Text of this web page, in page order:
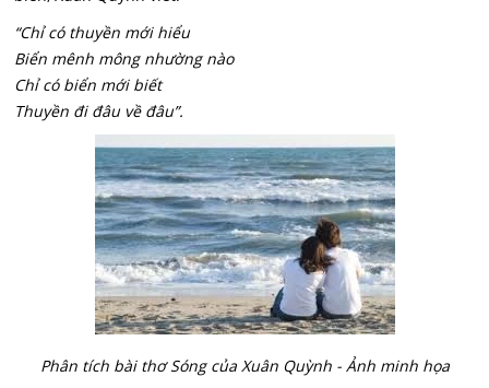
“Chỉ có thuyền mới hiểu
Biển mênh mông nhường nào
Chỉ có biển mới biết
Thuyền đi đâu về đâu”.
Phân tích bài thơ Sóng của Xuân Quỳnh - Ảnh minh họa